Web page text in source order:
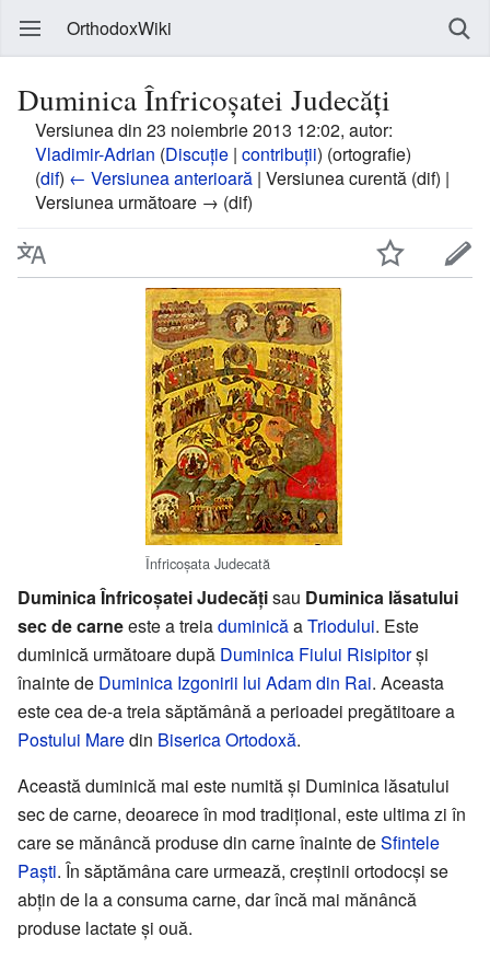
OrthodoxWiki
Duminica Înfricoșatei Judecăți
Versiunea din 23 noiembrie 2013 12:02, autor:
Vladimir-Adrian (Discuție | contribuții) (ortografie)
(dif) ← Versiunea anterioară | Versiunea curentă (dif) |
Versiunea următoare → (dif)
Înfricoşata Judecată
Duminica Înfricoşatei Judecăţisau Duminica lăsatului
sec de carneeste a treiaduminicăaTriodului. Este
duminică următoare după Duminica Fiului Risipitorşi
înainte de Duminica Izgonirii lui Adam din Rai. Aceasta
este cea de-a treia săptămână a perioadei pregătitoare a
Postului Maredin Biserica Ortodoxă.
Această duminică mai este numită şi Duminica lăsatului
sec de carne, deoarece în mod tradiţional, este ultima zi în
care se mănâncă produse din carne înainte deSfintele
Paşti. În săptămâna care urmează, creştinii ortodocşi se
abţin de la a consuma carne, dar încă mai mănâncă
produse lactate şi ouă.